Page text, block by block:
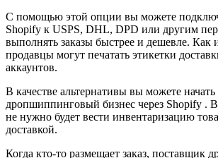
С помощью этой опции вы можете
Shopify к USPS, DHL, DPD или другим
выполнять заказы быстрее и дешевле. Как
продавцы могут печатать этикетки
аккаунтов.
В качестве альтернативы вы можете начать
дропшиппинговый бизнес через Shopify .
не нужно будет вести инвентаризацию
доставкой.
Когда кто-то размещает заказ, поставщик